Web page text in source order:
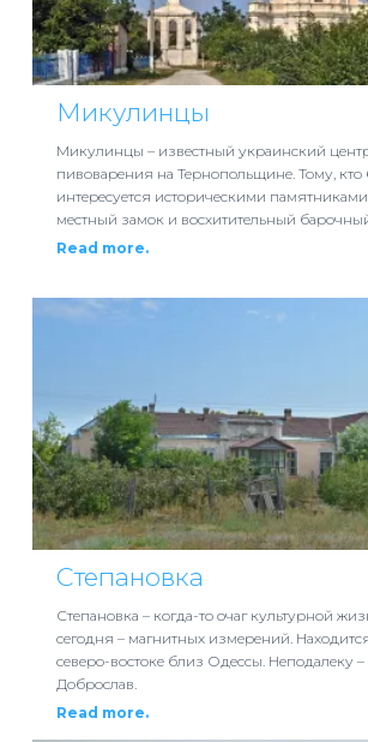
Микулинцы
Микулинцы – известный украинский
пивоварения на Тернопольщине. Тому, кто
интересуется историческими
местный замок и восхитительный
Read more.
Степановка
Степановка – когда-то очаг культурной
сегодня – магнитных измерений.
северо-востоке близ Одессы. Неподалеку –
Доброслав.
Read more.